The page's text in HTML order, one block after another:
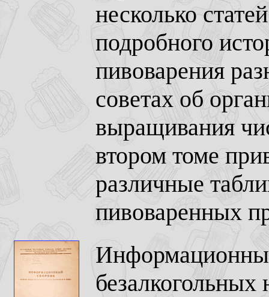
несколько
подробного
пивоварения
советах об
выращивания
втором томе
различные
пивоваренных